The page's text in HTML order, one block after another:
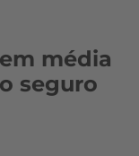
média
seguro